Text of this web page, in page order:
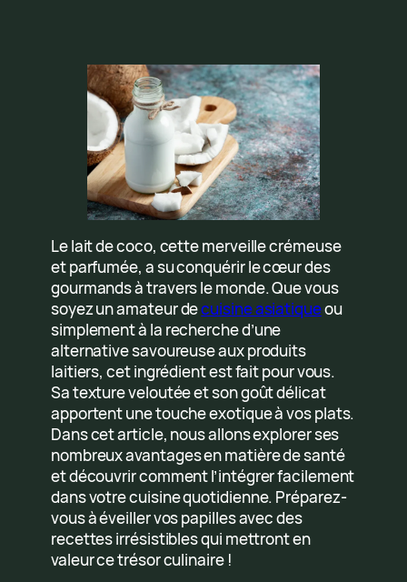
Le lait de coco, cette merveille crémeuse
et parfumée, a su conquérir le cœur des
gourmands à travers le monde. Que vous
soyez un amateur decuisine asiatiqueou
simplement à la recherche d’une
alternative savoureuse aux produits
laitiers, cet ingrédient est fait pour vous.
Sa texture veloutée et son goût délicat
apportent une touche exotique à vos plats.
Dans cet article, nous allons explorer ses
nombreux avantages en matière de santé
et découvrir comment l’intégrer facilement
dans votre cuisine quotidienne. Préparez-
vous à éveiller vos papilles avec des
recettes irrésistibles qui mettront en
valeur ce trésor culinaire !